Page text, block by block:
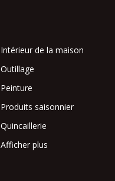
Intérieur de la maison
Outillage
Peinture
Produits saisonnier
Quincaillerie
Afficher plus